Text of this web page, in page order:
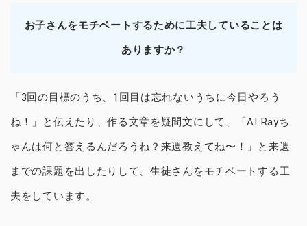
お子さんをモチベートするために工夫していることは
ありますか？
「3回の目標のうち、1回目は忘れないうちに今日やろう
ね！」と伝えたり、作る文章を疑問文にして、「AI Rayち
ゃんは何と答えるんだろうね？来週教えてね〜！」と来週
までの課題を出したりして、生徒さんをモチベートする工
夫をしています。